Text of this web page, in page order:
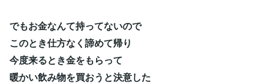
でもお金なんて持ってないので
このとき仕方なく諦めて帰り
今度来るとき金をもらって
暖かい飲み物を買おうと決意した